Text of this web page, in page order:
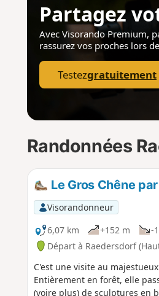
Partagez
Avec Visorando Premium,
rassurez vos proches lors
Testezgratuitement
Randonnées
Le Gros Chêne
Visorandonneur
6,07 km
+152 m -
Départ à Raedersdorf
C'est une visite au
Entièrement en forêt, elle
(voire plus) de sculptures en